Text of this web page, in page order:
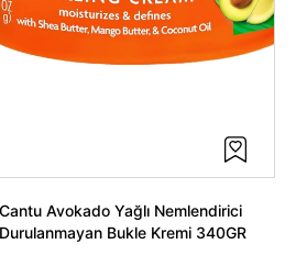
Cantu Avokado Yağlı Nemlendirici
Durulanmayan Bukle Kremi 340GR